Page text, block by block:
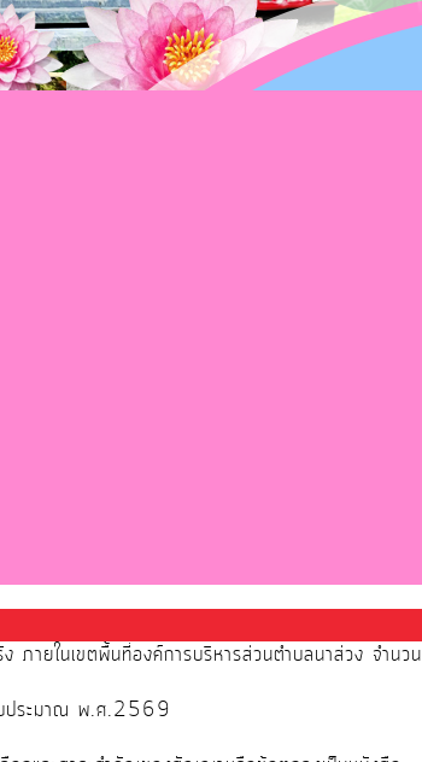
ภายในเขตพื้นที่องค์การบริหารส่วนตำบลนาส่วง จำนวน
งบประมาณ พ.ศ.2569